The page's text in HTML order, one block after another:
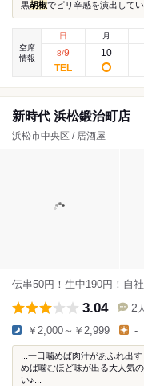
黒胡椒でピリ辛感を演出してい
空席
情報
日
8/9
月
10
新時代 浜松鍛治町店
浜松市中央区 / 居酒屋
伝串50円！生中190円！自社
3.04 2 人
￥2,000～￥2,999 -
...一口噛めば肉汁があふれ出
めば噛むほど味が出る大人気
い♪...